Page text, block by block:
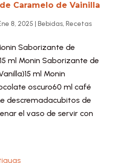
Caramelo de Vainilla
8, 2025 | Bebidas, Recetas
Saborizante de
ml Monin Saborizante de
ml Monin
oscuro60 ml café
descremadacubitos de
el vaso de servir con